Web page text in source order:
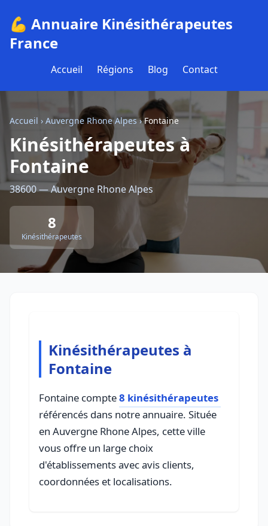
💪 Annuaire Kinésithérapeutes
France
Accueil Régions Blog Contact
Accueil › Auvergne Rhone Alpes›Fontaine
Kinésithérapeutes à
Fontaine
38600 — Auvergne Rhone Alpes
8
Kinésithérapeutes
Kinésithérapeutes à
Fontaine
Fontaine compte8 kinésithérapeutes
référencés dans notre annuaire. Située
en Auvergne Rhone Alpes, cette ville
vous offre un large choix
d'établissements avec avis clients,
coordonnées et localisations.